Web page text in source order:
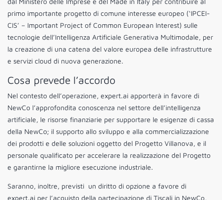
primo importante progetto di comune interesse europeo (‘IPCEI-
CIS’ – Important Project of Common European Interest) sulle
tecnologie dell’Intelligenza Artificiale Generativa Multimodale, per
la creazione di una catena del valore europea delle infrastrutture
e servizi cloud di nuova generazione.
Cosa prevede l’accordo
Nel contesto dell’operazione, expert.ai apporterà in favore di
NewCo l’approfondita conoscenza nel settore dell’intelligenza
artificiale, le risorse finanziarie per supportare le esigenze di cassa
della NewCo; il supporto allo sviluppo e alla commercializzazione
dei prodotti e delle soluzioni oggetto del Progetto Villanova, e il
personale qualificato per accelerare la realizzazione del Progetto
e garantirne la migliore esecuzione industriale.
Saranno, inoltre, previsti un diritto di opzione a favore di
expert.ai per l’acquisto della partecipazione di Tiscali in NewCo,